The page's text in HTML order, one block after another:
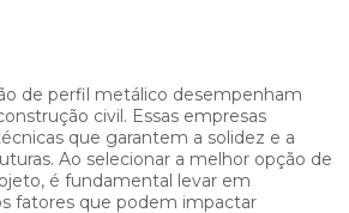
de perfil metálico desempenham
civil. Essas empresas
que garantem a solidez e a
Ao selecionar a melhor opção de
é fundamental levar em
fatores que podem impactar